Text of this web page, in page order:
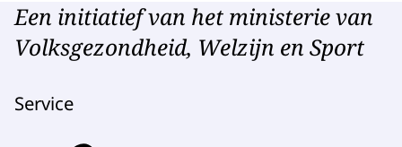
Een initiatief van het ministerie van
Volksgezondheid, Welzijn en Sport
Service